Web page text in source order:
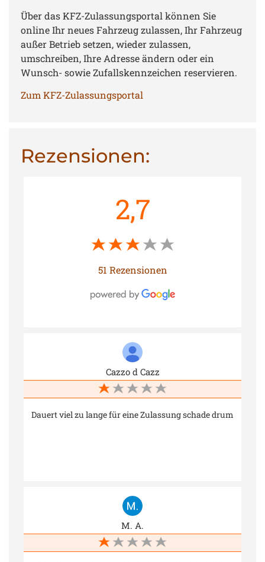
Über das KFZ-Zulassungsportal können Sie
online Ihr neues Fahrzeug zulassen, Ihr Fahrzeug
außer Betrieb setzen, wieder zulassen,
umschreiben, Ihre Adresse ändern oder ein
Wunsch- sowie Zufallskennzeichen reservieren.
Zum KFZ-Zulassungsportal
Rezensionen:
2,7
51 Rezensionen
Cazzo d Cazz
Dauert viel zu lange für eine Zulassung schade drum
M. A.